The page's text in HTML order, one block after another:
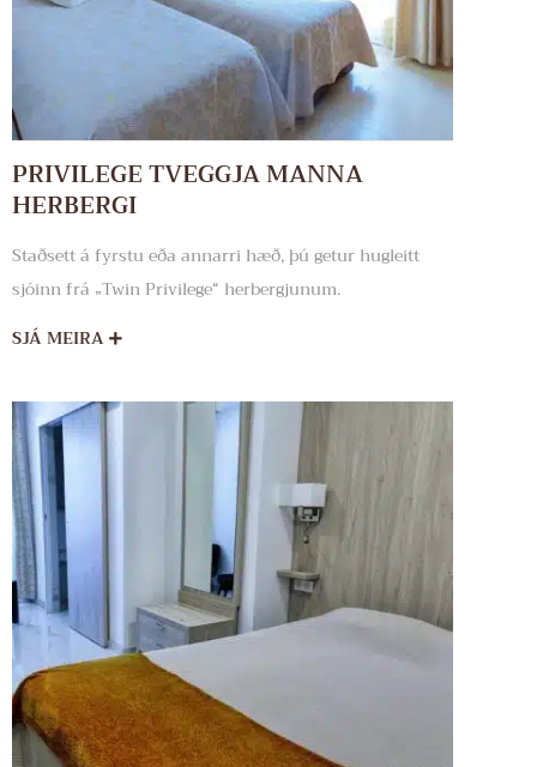
PRIVILEGE TVEGGJA MANNA
HERBERGI
Staðsett á fyrstu eða annarri hæð, þú getur hugleitt
sjóinn frá „Twin Privilege“ herbergjunum.
SJÁ MEIRA